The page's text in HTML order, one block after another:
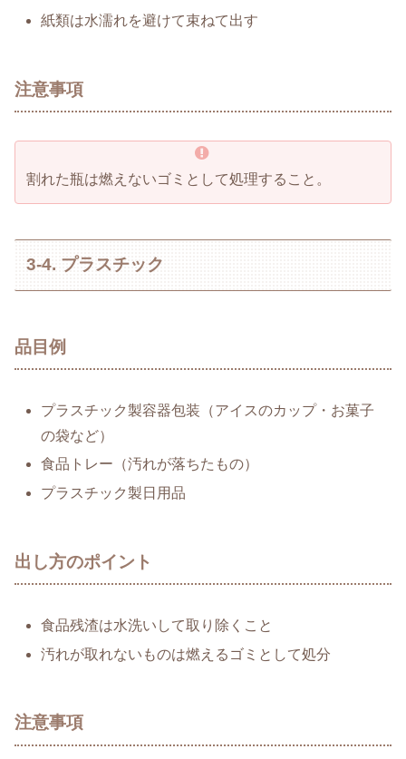
紙類は水濡れを避けて束ねて出す
注意事項
割れた瓶は燃えないゴミとして処理すること。
3-4. プラスチック
品目例
プラスチック製容器包装（アイスのカップ・お菓子
の袋など）
食品トレー（汚れが落ちたもの）
プラスチック製日用品
出し方のポイント
食品残渣は水洗いして取り除くこと
汚れが取れないものは燃えるゴミとして処分
注意事項